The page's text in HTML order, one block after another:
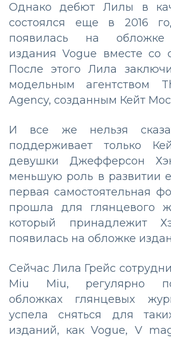
Однако дебют Лилы в
состоялся еще в 2016
появилась на обложке
издания Vogue вместе со
После этого Лила
модельным агентством
Agency, созданным Кейт
И все же нельзя
поддерживает только
девушки Джефферсон
меньшую роль в развитии
первая самостоятельная
прошла для глянцевого
который принадлежит
появилась на обложке
Сейчас Лила Грейс
Miu Miu, регулярно
обложках глянцевых
успела сняться для
изданий, как Vogue, V